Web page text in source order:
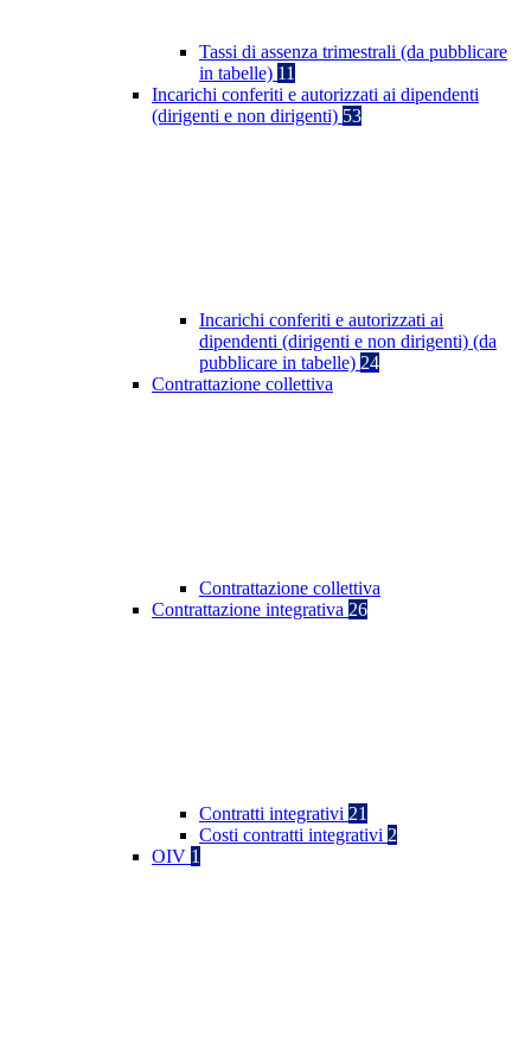
Tassi di assenza trimestrali (da pubblicare
in tabelle) 11
Incarichi conferiti e autorizzati ai dipendenti
(dirigenti e non dirigenti) 53
Incarichi conferiti e autorizzati ai
dipendenti (dirigenti e non dirigenti) (da
pubblicare in tabelle) 24
Contrattazione collettiva
Contrattazione collettiva
Contrattazione integrativa 26
Contratti integrativi 21
Costi contratti integrativi 2
OIV 1